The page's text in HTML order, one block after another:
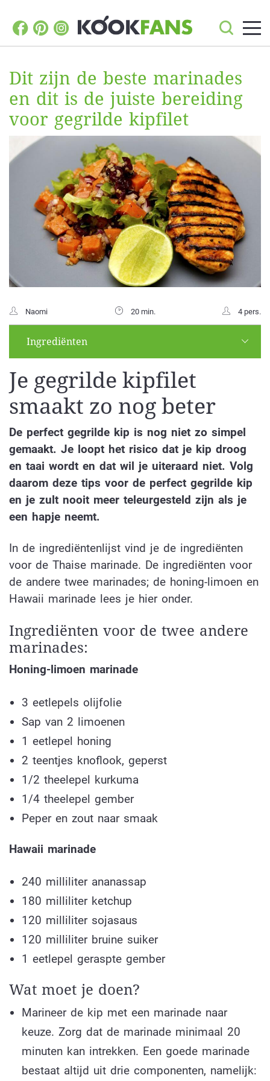
Dit zijn de beste marinades
en dit is de juiste bereiding
voor gegrilde kipfilet
Naomi 20 min. 4 pers.
Ingrediënten
Je gegrilde kipfilet
smaakt zo nog beter
De perfect gegrilde kip is nog niet zo simpel
gemaakt. Je loopt het risico dat je kip droog
en taai wordt en dat wil je uiteraard niet. Volg
daarom deze tips voor de perfect gegrilde kip
en je zult nooit meer teleurgesteld zijn als je
een hapje neemt.
In de ingrediëntenlijst vind je de ingrediënten
voor de Thaise marinade. De ingrediënten voor
de andere twee marinades; de honing-limoen en
Hawaii marinade lees je hier onder.
Ingrediënten voor de twee andere
marinades:
Honing-limoen marinade
3 eetlepels olijfolie
Sap van 2 limoenen
1 eetlepel honing
2 teentjes knoflook, geperst
1/2 theelepel kurkuma
1/4 theelepel gember
Peper en zout naar smaak
Hawaii marinade
240 milliliter ananassap
180 milliliter ketchup
120 milliliter sojasaus
120 milliliter bruine suiker
1 eetlepel geraspte gember
Wat moet je doen?
Marineer de kip met een marinade naar
keuze. Zorg dat de marinade minimaal 20
minuten kan intrekken. Een goede marinade
bestaat altijd uit drie componenten, namelijk: